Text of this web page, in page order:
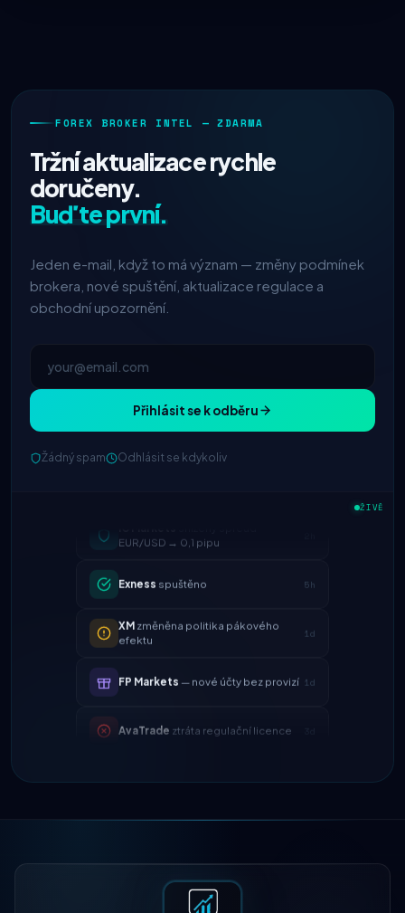
FOREX BROKER INTEL — ZDARMA
Tržní aktualizace rychle
doručeny.
Buďte první.
Jeden e-mail, když to má význam — změny podmínek
brokera, nové spuštění, aktualizace regulace a
obchodní upozornění.
Přihlásit se k odběru
Žádný spam Odhlásit se kdykoliv
ŽIVĚ
Exnessspuštěno
XMzměněna politika pákového
FP Markets
Tickmillrychlost výběru nyní 24
IC Marketssnížený spread
změněna politika pákového